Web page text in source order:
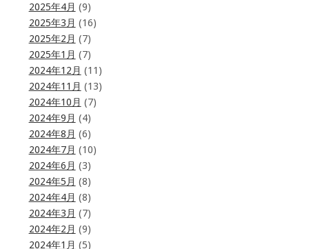
2025年4月 (9)
2025年3月 (16)
2025年2月 (7)
2025年1月 (7)
2024年12月 (11)
2024年11月 (13)
2024年10月 (7)
2024年9月 (4)
2024年8月 (6)
2024年7月 (10)
2024年6月 (3)
2024年5月 (8)
2024年4月 (8)
2024年3月 (7)
2024年2月 (9)
2024年1月 (5)